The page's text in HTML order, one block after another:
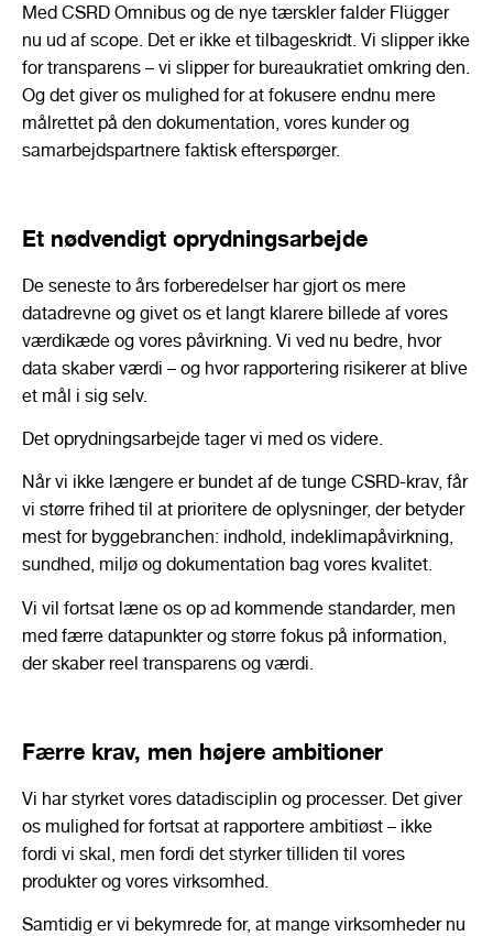
Med CSRD Omnibus og de nye tærskler falder Flügger
nu ud af scope. Det er ikke et tilbageskridt. Vi slipper ikke
for transparens – vi slipper for bureaukratiet omkring den.
Og det giver os mulighed for at fokusere endnu mere
målrettet på den dokumentation, vores kunder og
samarbejdspartnere faktisk efterspørger.
Et nødvendigt oprydningsarbejde
De seneste to års forberedelser har gjort os mere
datadrevne og givet os et langt klarere billede af vores
værdikæde og vores påvirkning. Vi ved nu bedre, hvor
data skaber værdi – og hvor rapportering risikerer at blive
et mål i sig selv.
Det oprydningsarbejde tager vi med os videre.
Når vi ikke længere er bundet af de tunge CSRD-krav, får
vi større frihed til at prioritere de oplysninger, der betyder
mest for byggebranchen: indhold, indeklimapåvirkning,
sundhed, miljø og dokumentation bag vores kvalitet.
Vi vil fortsat læne os op ad kommende standarder, men
med færre datapunkter og større fokus på information,
der skaber reel transparens og værdi.
Færre krav, men højere ambitioner
Vi har styrket vores datadisciplin og processer. Det giver
os mulighed for fortsat at rapportere ambitiøst – ikke
fordi vi skal, men fordi det styrker tilliden til vores
produkter og vores virksomhed.
Samtidig er vi bekymrede for, at mange virksomheder nu